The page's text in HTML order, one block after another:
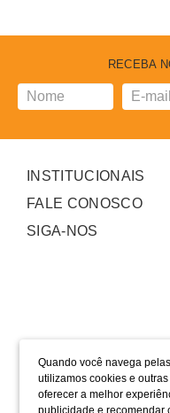
Quando você navega
utilizamos cookies e
oferecer a melhor
publicidade e recomendar
RECEBA
INSTITUCIONAIS
FALE CONOSCO
SIGA-NOS
LOCALIZAÇÃO
FORMAS DE